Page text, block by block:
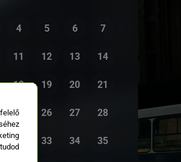
4 5 6 7
11 12 13 14
18 19 20 21
25 26 27 28
32 33 34 35